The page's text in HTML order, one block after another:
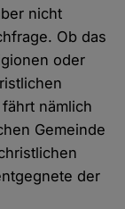
nicht
Ob das
oder
nämlich
Gemeinde
der